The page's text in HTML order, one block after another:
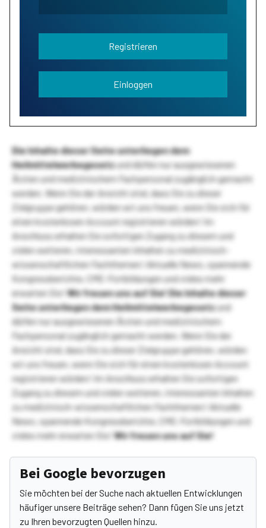
Registrieren
Einloggen
Die Inhalte dieser Seite unterliegen dem
Heilmittelwerbegesetzund dürfen nur ausgewiesenen
Ärzten und medizinischem Fachpersonal zugänglich gemacht
werden. Wenn Sie der Ansicht sind, dass Sie zu dieser
Zielgruppe gehören, würden wir uns freuen, wenn Sie sich für
einen kostenlosen Account registrieren würden! Im
Anschluss erhalten Sie sofortigen Zugang zu diesem und
vielen weiteren, interessanten Inhalten zu medizinisch-
wissenschaftlichen Fachthemen! Aktuelle News, spannende
Kongressberichte, CME-Fortbildungen und vieles mehr
erwarten Sie!Wir freuen uns auf Sie!Die Inhalte dieser
Seite unterliegen dem Heilmittelwerbegesetzund
dürfen nur ausgewiesenen Ärzten und medizinischem
Fachpersonal zugänglich gemacht werden. Wenn Sie der
Ansicht sind, dass Sie zu dieser Zielgruppe gehören, würden
wir uns freuen, wenn Sie sich für einen kostenlosen Account
registrieren würden! Im Anschluss erhalten Sie sofortigen
Zugang zu diesem und vielen weiteren, interessanten Inhalten
zu medizinisch-wissenschaftlichen Fachthemen! Aktuelle
News, spannende Kongressberichte, CME-Fortbildungen und
vieles mehr erwarten Sie!Wir freuen uns auf Sie!
Bei Google bevorzugen
Sie möchten bei der Suche nach aktuellen Entwicklungen
häufiger unsere Beiträge sehen? Dann fügen Sie uns jetzt
zu Ihren bevorzugten Quellen hinzu.